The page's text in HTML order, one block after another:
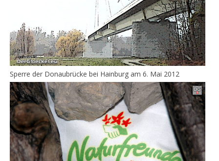
Sperre der Donaubrücke bei Hainburg am 6. Mai 2012